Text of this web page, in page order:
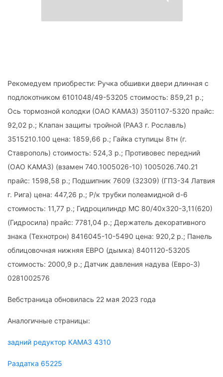
Рекомедуем приобрести: Ручка обшивки двери длинная с
подлокотником 6101048/49-53205 стоимость: 859,21 р.;
Ось тормозной колодки (ОАО КАМАЗ) 3501107-5320 прайс:
92,02 р.; Клапан защиты тройной (РААЗ г. Рославль)
3515210.100 цена: 1859,66 р.; Гайка ступицы 8тн (г.
Ставрополь) стоимость: 524,3 р.; Противовес передний
(ОАО КАМАЗ) (взамен 740.1005026-10) 1005026.740.21
прайс: 1598,58 р.; Подшипник 7609 (32309) (ГПЗ-34 Латвия
г. Рига) цена: 447,26 р.; Р/к трубки полеамидной d-6
стоимость: 11,77 р.; Гидроцилиндр МС 80/40х320-3,11(620)
(Гидросила) прайс: 7781,04 р.; Держатель декоративного
знака (Технотрон) 8416045-10-5490 цена: 920,2 р.; Панель
облицовочная нижняя ЕВРО (дымка) 8401120-53205
стоимость: 2000,9 р.; Датчик давления надува (Евро-3)
0281002576
Вебстраница обновилась 22 мая 2023 года
Аналогичные страницы:
задний редуктор КАМАЗ 4310
Раздатка 65225